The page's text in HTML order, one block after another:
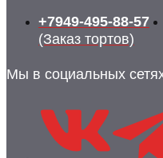
+7949-495-88-57
(Заказ тортов)
Мы в социальных